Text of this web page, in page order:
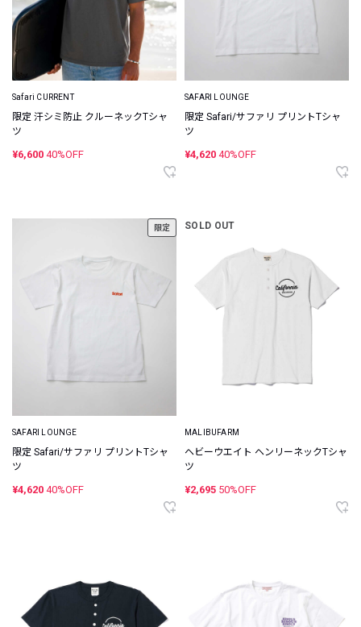
Safari CURRENT
限定 汗シミ防止 クルーネックTシャ
ツ
¥6,600 40%OFF
SAFARI LOUNGE
限定 Safari/サファリ プリントTシャ
ツ
¥4,620 40%OFF
限定
SAFARI LOUNGE
限定 Safari/サファリ プリントTシャ
ツ
¥4,620 40%OFF
SOLD OUT
MALIBUFARM
ヘビーウエイト ヘンリーネックTシャ
ツ
¥2,695 50%OFF